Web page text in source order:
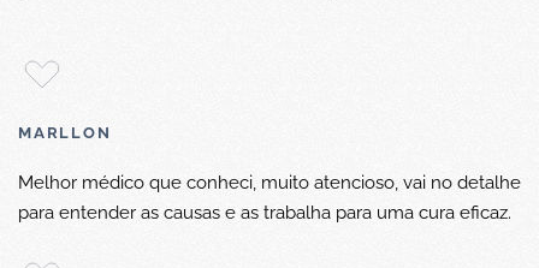
MARLLON
Melhor médico que conheci, muito atencioso, vai no detalhe
para entender as causas e as trabalha para uma cura eficaz.